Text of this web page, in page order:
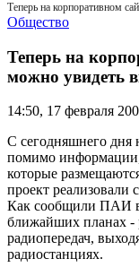
Общество
Теперь на
можно увидеть
14:50, 17 февраля
С сегодняшнего дня
помимо
которые
проект реализовали
Как сообщили ПАИ в
ближайших планах -
радиопередач,
радиостанциях.